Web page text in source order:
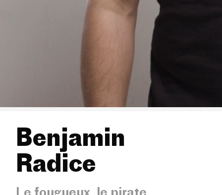
Benjamin
Radice